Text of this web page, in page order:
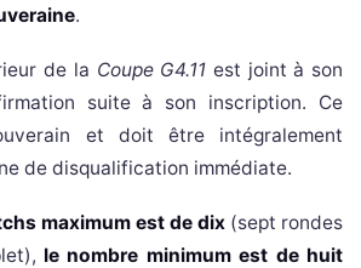
.
de la Coupe G4.11 est joint à son
suite à son inscription. Ce
et doit être intégralement
de disqualification immédiate.
maximum est de dix (sept rondes
le nombre minimum est de huit